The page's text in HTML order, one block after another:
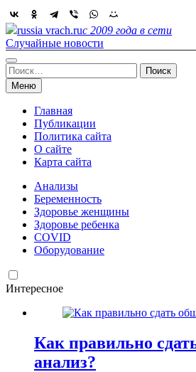
Skip
to
content
russia vrach.ruс 2009 года в сети
Случайные новости
Найти:
Меню
Главная
Публикации
Политика сайта
О сайте
Карта сайта
Анализы
Беременность
Здоровье женщины
Здоровье ребенка
COVID
Оборудование
Интересное
Как правильно
анализ?